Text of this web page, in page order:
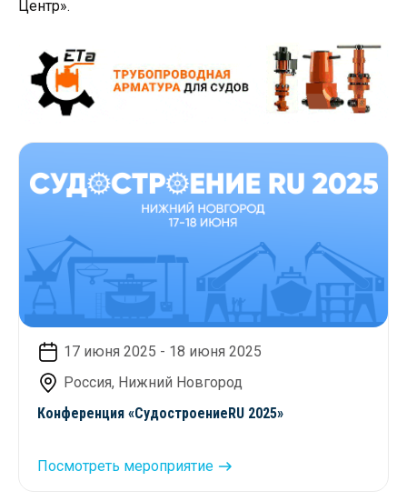
Центр».
17 июня 2025 - 18 июня 2025
Россия, Нижний Новгород
Конференция «СудостроениеRU 2025»
Посмотреть мероприятие